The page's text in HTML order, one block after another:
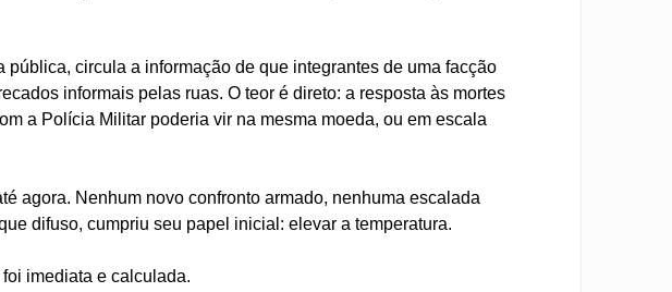
pública, circula a informação de que integrantes de uma facção
informais pelas ruas. O teor é direto: a resposta às mortes
a Polícia Militar poderia vir na mesma moeda, ou em escala
agora. Nenhum novo confronto armado, nenhuma escalada
difuso, cumpriu seu papel inicial: elevar a temperatura.
imediata e calculada.